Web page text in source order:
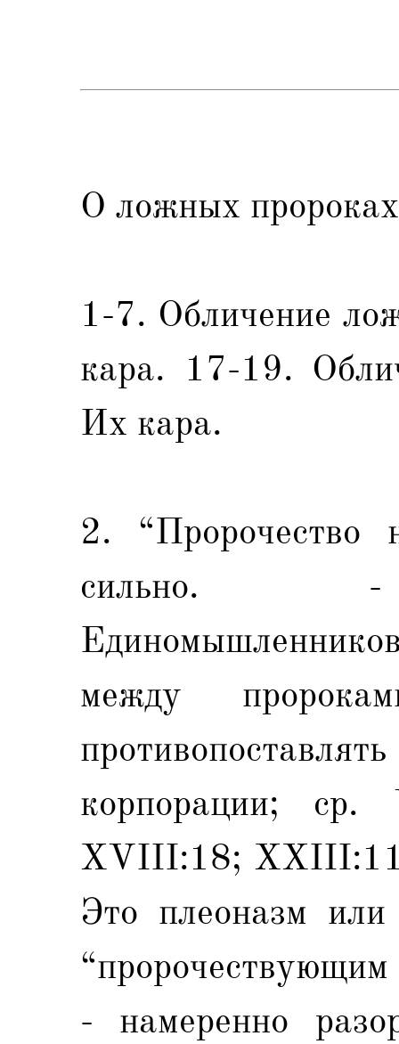
О ложных
1-7. Обличение
кара. 17-19.
Их кара.
2. “Пророчество
сильно. -
между
корпорации;
XVIII:18;
Это плеоназм
“пророчествующим
- намеренно